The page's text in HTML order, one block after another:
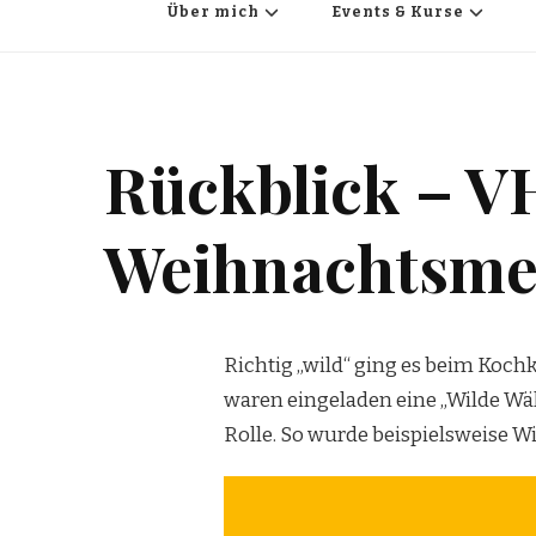
Über mich Events & Kurse
Rückblick –
Richtig „wild“ ging es beim
waren eingeladen eine „Wilde
Rolle. So wurde beispielsweise